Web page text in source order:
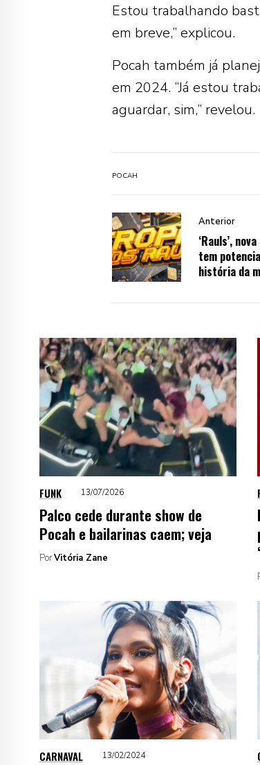
Estou trabalhando
em breve,” explicou.
Pocah também já
em 2024. “Já estou
aguardar, sim,” revelou.
POCAH
Anterior
‘Rauls’,
tem
história da
FUNK 13/07/2026
Palco cede durante show de
Pocah e bailarinas caem; veja
PorVitória Zane
CARNAVAL 13/02/2024